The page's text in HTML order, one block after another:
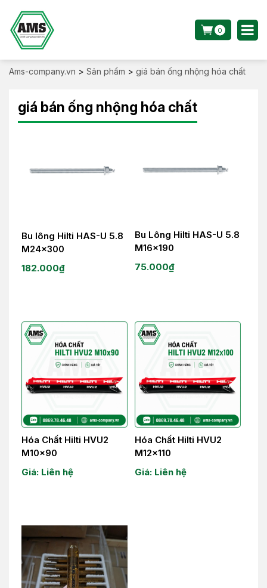
0
Ams-company.vn > Sản phẩm > giá bán ống nhộng hóa chất
giá bán ống nhộng hóa chất
Bu lông Hilti HAS-U 5.8
M24x300
182.000₫
Bu Lông Hilti HAS-U 5.8
M16x190
75.000₫
Hóa Chất Hilti HVU2
M10x90
Giá: Liên hệ
Hóa Chất Hilti HVU2
M12x110
Giá: Liên hệ